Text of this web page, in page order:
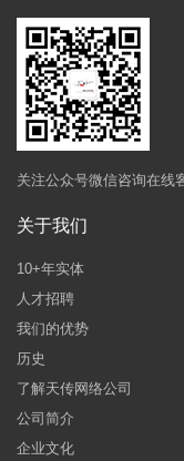
关注公众号微信咨询在线
关于我们
10+年实体
人才招聘
我们的优势
历史
了解天传网络公司
公司简介
企业文化